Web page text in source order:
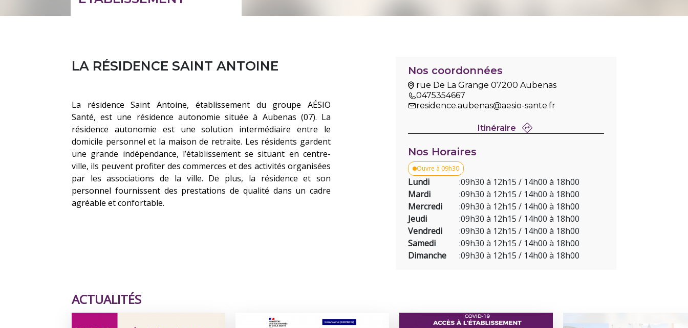
LA RÉSIDENCE SAINT ANTOINE
La résidence Saint Antoine, établissement du groupe AÉSIO
Santé, est une résidence autonomie située à Aubenas (07). La
résidence autonomie est une solution intermédiaire entre le
domicile personnel et la maison de retraite. Les résidents gardent
une grande indépendance, l’établissement se situant en centre-
ville, ils peuvent profiter des commerces et des activités organisées
par les associations de la ville. De plus, la résidence et son
personnel fournissent des prestations de qualité dans un cadre
agréable et confortable.
Nos coordonnées
rue De La Grange 07200 Aubenas
0475354667
residence.aubenas@aesio-sante.fr
Itinéraire
Nos Horaires
Ouvre à 09h30
Lundi :09h30 à 12h15 / 14h00 à 18h00
Mardi
:09h30 à 12h15 / 14h00 à 18h00
Mercredi
:09h30 à 12h15 / 14h00 à 18h00
Jeudi
:09h30 à 12h15 / 14h00 à 18h00
Vendredi
:09h30 à 12h15 / 14h00 à 18h00
Samedi
:09h30 à 12h15 / 14h00 à 18h00
Dimanche
:09h30 à 12h15 / 14h00 à 18h00
ACTUALITÉS